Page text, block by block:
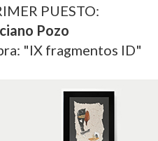
PUESTO:
Pozo
"IX fragmentos ID"